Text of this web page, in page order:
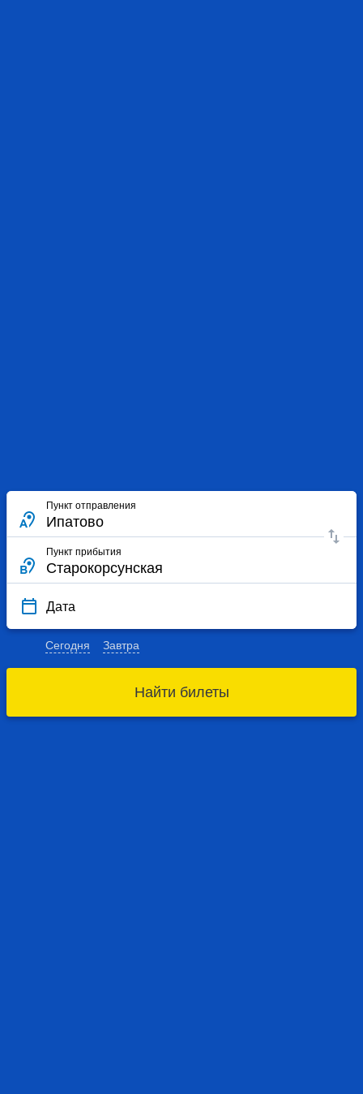
Пункт отправления
Пункт прибытия
Дата
Сегодня Завтра
Найти билеты